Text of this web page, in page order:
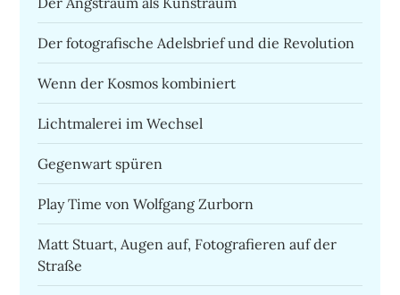
Der fotografische Adelsbrief und die Revolution
Wenn der Kosmos kombiniert
Lichtmalerei im Wechsel
Gegenwart spüren
Play Time von Wolfgang Zurborn
Matt Stuart, Augen auf, Fotografieren auf der
Straße